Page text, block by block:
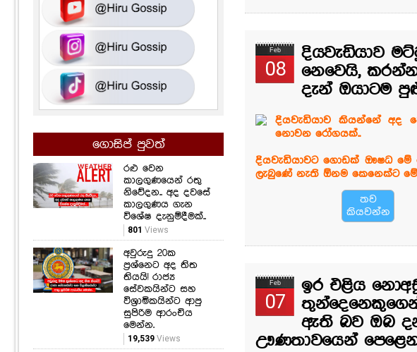
Feb
08
දියවැඩියාව
නෙවෙයි,
දැන් ඔයාටම
දියවැඩියාව කියන්නේ අද
නොවන රෝගයක්..
දියවැඩියාවට ගොඩක් ඖෂධ
ලැබුණේ නැති ඕනම කෙනෙක්ට
තව
කියවන්න
Feb
07
ඉර එළිය
ඇති බව ඔබ
ඌණතාව‍යෙන්
ගොසිප් පුවත්
රළු වෙන
කාලගුණයෙන් රතු
නිවේදන.. අද දවසේ
කාලගුණය ගැන
විශේෂ දැනුම්දීමක්..
801 Views
අවුරුදු 20ක
ප්‍රශ්නෙට අද තිත
තියයි! රාජ්‍ය
සේවකයින්ට සහ
විශ්‍රාමිකයින්ට ආපු
සුපිරිම ආරංචිය
මෙන්න.
19,539Views